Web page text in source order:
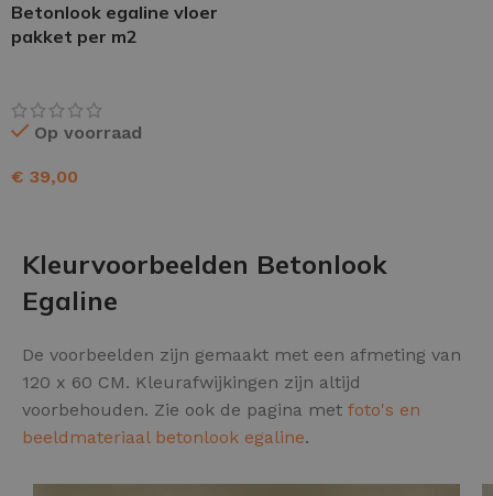
Betonlook egaline vloer
pakket per m2
Op voorraad
€ 39,00
Kleurvoorbeelden Betonlook
Egaline
De voorbeelden zijn gemaakt met een afmeting van
120 x 60 CM. Kleurafwijkingen zijn altijd
voorbehouden. Zie ook de pagina met foto's en
beeldmateriaal betonlook egaline.